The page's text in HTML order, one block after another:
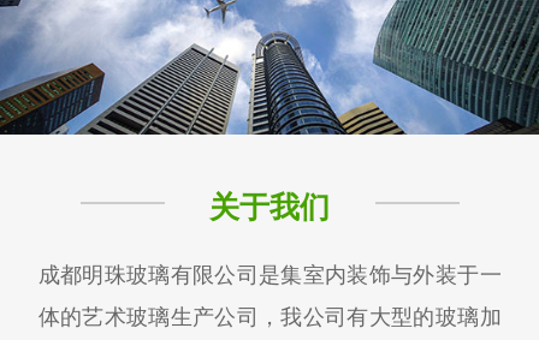
关于我们
成都明珠玻璃有限公司是集室内装饰与外装于一
体的艺术玻璃生产公司，我公司有大型的玻璃加